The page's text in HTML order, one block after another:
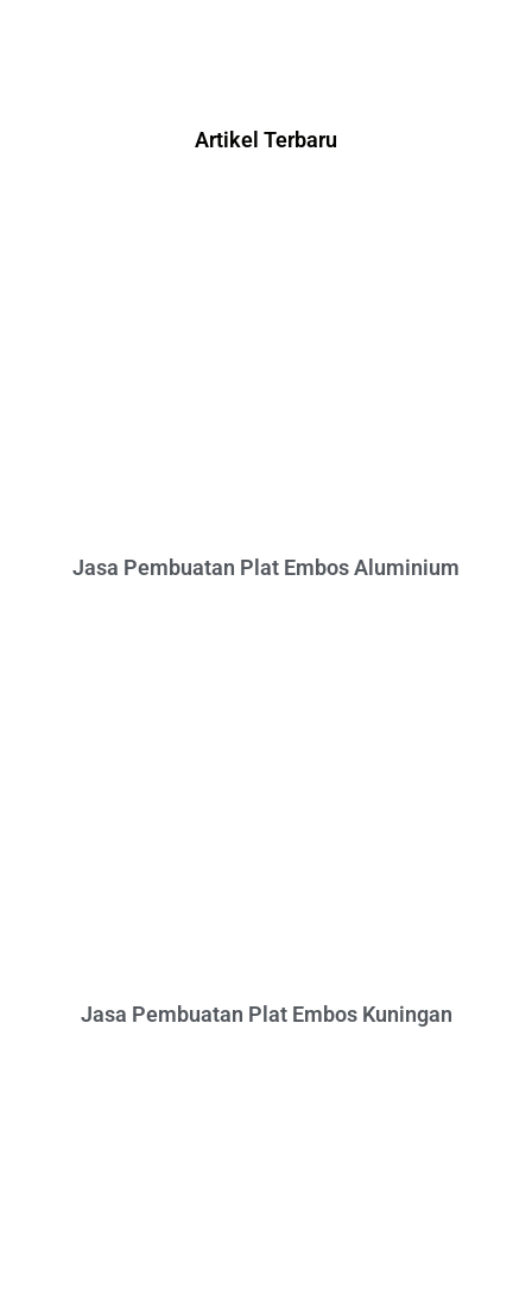
Artikel Terbaru
Jasa Pembuatan Plat Embos Aluminium
Jasa Pembuatan Plat Embos Kuningan